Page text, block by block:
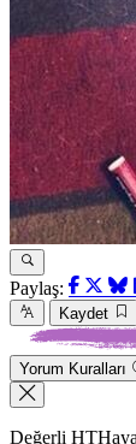
Paylaş:
Kaydet
Yorum Kuralları
Değerli